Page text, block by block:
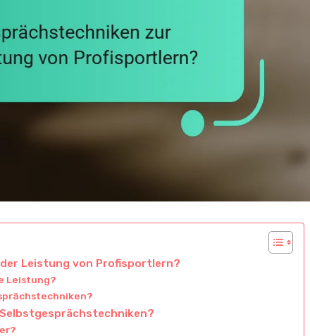
Leistung von Profisportlern?
Leistung?